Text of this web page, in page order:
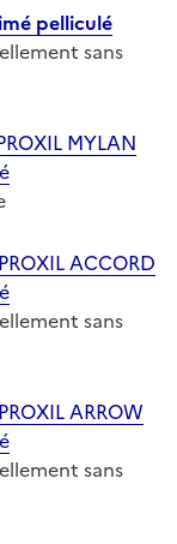
pelliculé
sans
MYLAN
ACCORD
sans
ARROW
sans